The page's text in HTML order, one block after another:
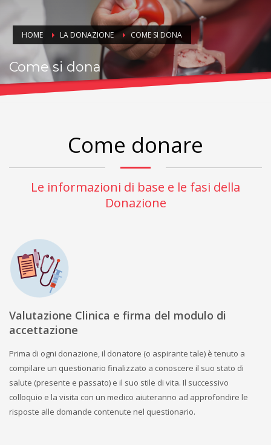
HOME LA DONAZIONE COME SI DONA
Come si dona
Le fasi della donazione e le informazioni di base
Come donare
Le informazioni di base e le fasi della
Donazione
Valutazione Clinica e firma del modulo di
accettazione
Prima di ogni donazione, il donatore (o aspirante tale) è tenuto a
compilare un questionario finalizzato a conoscere il suo stato di
salute (presente e passato) e il suo stile di vita. Il successivo
colloquio e la visita con un medico aiuteranno ad approfondire le
risposte alle domande contenute nel questionario.